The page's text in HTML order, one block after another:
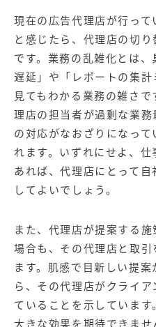
現在の広告代理店が行っ
と感じたら、代理店の切
です。業務の乱雑化とは
遅延」や「レポートの集
見てもわかる業務の雑さ
理店の担当者が過剰な業
の対応がなおざりになっ
れます。いずれにせよ、
あれば、代理店にとって
してよいでしょう。
また、代理店が提案する
場合も、その代理店と取
ます。肌感で目新しい提
ら、その代理店がクライ
ていることを示していま
大きな効果を期待できま